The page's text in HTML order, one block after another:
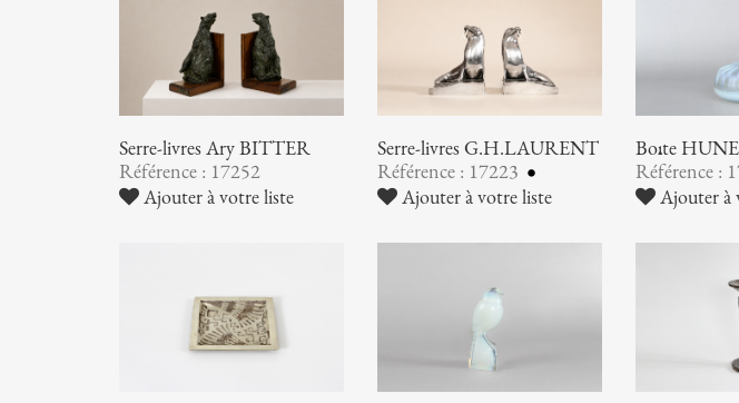
Serre-livres Ary BITTER
Référence : 17252
Ajouter à votre liste
Serre-livres G.H.LAURENT
Référence : 17223
Ajouter à votre liste
Boîte
Référence :
Ajouter à